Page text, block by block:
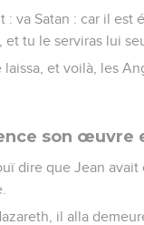
: va Satan : car il est
tu le serviras lui
et voilà, les
son œuvre
dire que Jean avait
il alla